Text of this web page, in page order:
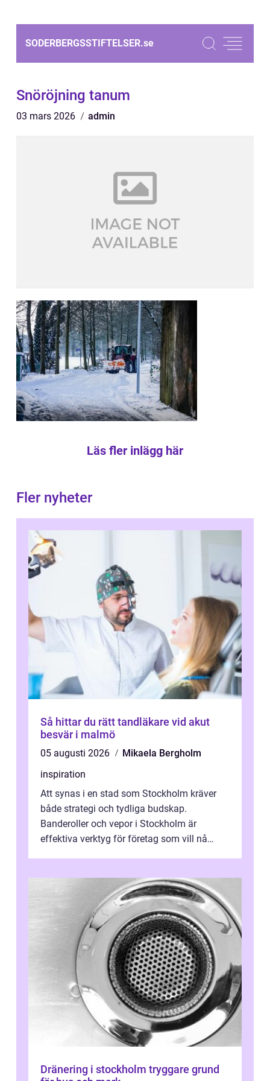
SODERBERGSSTIFTELSER.se
Snöröjning tanum
03 mars 2026 admin
Läs fler inlägg här
Fler nyheter
Så hittar du rätt tandläkare vid akut
besvär i malmö
05 augusti 2026
Mikaela Bergholm
inspiration
Att synas i en stad som Stockholm kräver
både strategi och tydliga budskap.
Banderoller och vepor i Stockholm är
effektiva verktyg för företag som vill nå
Dränering i stockholm tryggare grund